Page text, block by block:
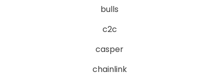
bulls
c2c
casper
chainlink